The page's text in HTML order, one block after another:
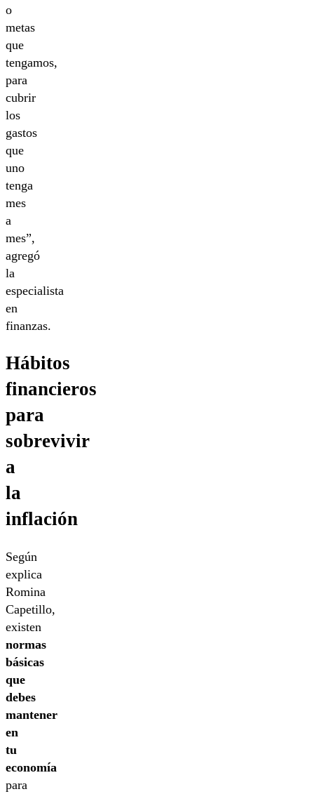
o
metas
que
tengamos,
para
cubrir
los
gastos
que
uno
tenga
mes
a
mes”,
agregó
la
especialista
en
finanzas.
Hábitos
financieros
para
sobrevivir
a
la
inflación
Según
explica
Romina
Capetillo,
existen
normas
básicas
que
debes
mantener
en
tu
economía
para